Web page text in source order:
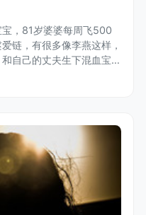
，81岁婆婆每周飞500
链，有很多像李燕这样，
自己的丈夫生下混血宝宝